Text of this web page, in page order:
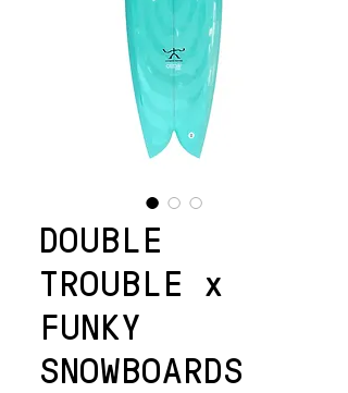
DOUBLE
TROUBLE x
FUNKY
SNOWBOARDS